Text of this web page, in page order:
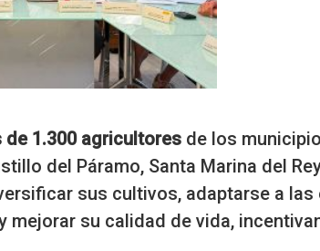
de 1.300 agricultores de los
del Páramo, Santa Marina del
sus cultivos, adaptarse a
mejorar su calidad de vida,